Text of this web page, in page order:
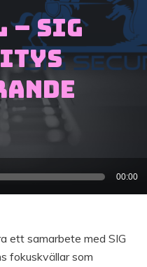
– SIG
00:00
ett samarbete med SIG
fokuskvällar som